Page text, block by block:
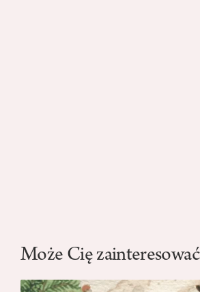
Może Cię zainteresować